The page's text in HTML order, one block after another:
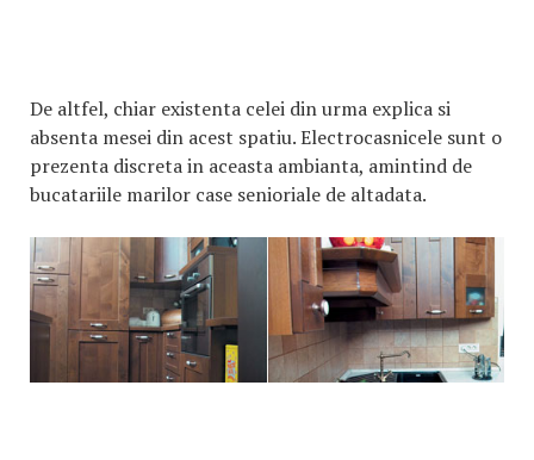
De altfel, chiar existenta celei din urma explica si
absenta mesei din acest spatiu. Electrocasnicele sunt o
prezenta discreta in aceasta ambianta, amintind de
bucatariile marilor case senioriale de altadata.